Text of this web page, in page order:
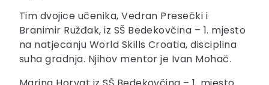
Tim dvojice učenika, Vedran Presečki i
Branimir Ružđak, iz SŠ Bedekovčina – 1. mjesto
na natjecanju World Skills Croatia, disciplina
suha gradnja. Njihov mentor je Ivan Mohač.